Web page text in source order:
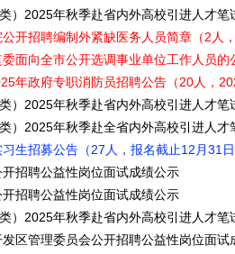
）2025年秋季赴省内外高校引进人才
开招聘编制外紧缺医务人员简章（2人
面向全市公开选调事业单位工作人员
年政府专职消防员招聘公告（20人，
）2025年秋季赴省内外高校引进人才笔
）2025年秋季赴全省内外高校引进人
生招募公告（27人，报名截止12月31
招聘公益性岗位面试成绩公示
招聘公益性岗位面试成绩公示
）2025年秋季赴省内外高校引进人才笔
区管理委员会公开招聘公益性岗位面试